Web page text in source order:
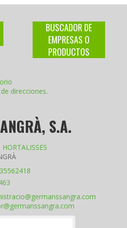
BUSCADOR DE
EMPRESAS O
PRODUCTOS
direcciones.
S.A.